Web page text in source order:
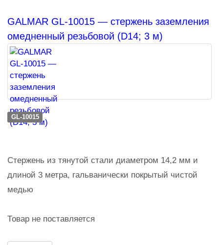
GALMAR GL-10015 — стержень заземления
омедненный резьбовой (D14; 3 м)
GL-10015
Стержень из тянутой стали диаметром 14,2 мм и
длиной 3 метра, гальванически покрытый чистой
медью
Товар не поставляется